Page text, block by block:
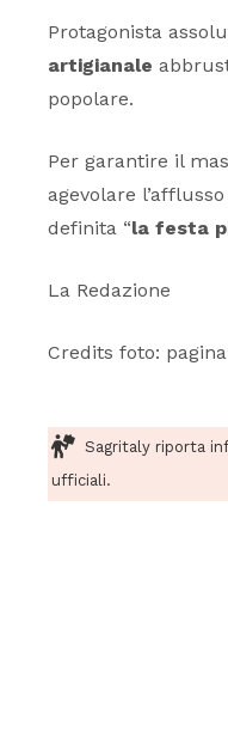
Protagonista
artigianale
popolare.
Per garantire il
agevolare
definita “la festa
La Redazione
Credits foto:
Sagritaly riporta
ufficiali.